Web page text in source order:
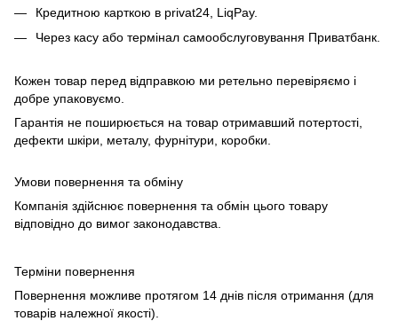
Кредитною карткою в privat24, LiqPay.
Через касу або термінал самообслуговування Приватбанк.
Кожен товар перед відправкою ми ретельно перевіряємо і
добре упаковуємо.
Гарантія не поширюється на товар отримавший потертості,
дефекти шкіри, металу, фурнітури, коробки.
Умови повернення та обміну
Компанія здійснює повернення та обмін цього товару
відповідно до вимог законодавства.
Терміни повернення
Повернення можливе протягом 14 днів після отримання (для
товарів належної якості).